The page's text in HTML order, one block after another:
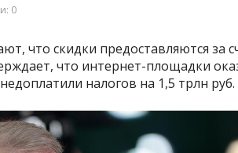
0
что скидки предоставляются за
что интернет-площадки
налогов на 1,5 трлн руб.